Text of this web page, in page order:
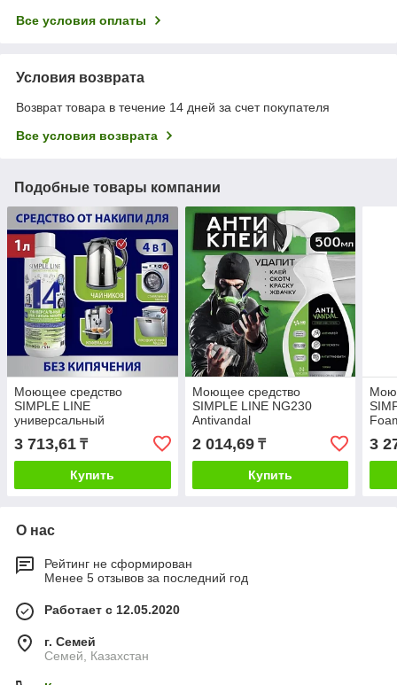
Все условия оплаты
Условия возврата
Возврат товара в течение 14 дней за счет покупателя
Все условия возврата
Подобные товары компании
Моющее средство
SIMPLE LINE
универсальный
очиститель накипи 1 л
3 713,61 ₸
Купить
Моющее средство
SIMPLE LINE NG230
Antivandal
антивандальное средство
150 мл
2 014,69₸
Купить
3
О нас
Рейтинг не сформирован
Менее 5 отзывов за последний год
Работает с 12.05.2020
г. Семей
Семей, Казахстан